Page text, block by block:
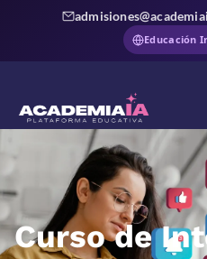
Educación
Curso de